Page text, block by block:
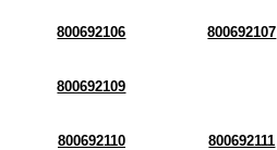
800692106 800692107
800692109
800692110 800692111